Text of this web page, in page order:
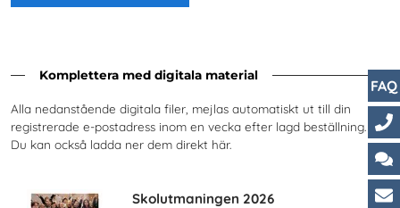
Komplettera med digitala material
Alla nedanstående digitala filer, mejlas automatiskt ut till din
registrerade e-postadress inom en vecka efter lagd beställning.
Du kan också ladda ner dem direkt här.
Skolutmaningen 2026
FAQ